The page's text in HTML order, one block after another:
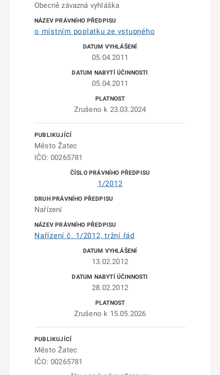
Obecně závazná vyhláška
o místním poplatku ze vstupného
05.04.2011
05.04.2011
Zrušeno k 23.03.2024
Město Žatec
IČO: 00265781
1/2012
Nařízení
Nařízení č. 1/2012, tržní řád
13.02.2012
28.02.2012
Zrušeno k 15.05.2026
Město Žatec
IČO: 00265781